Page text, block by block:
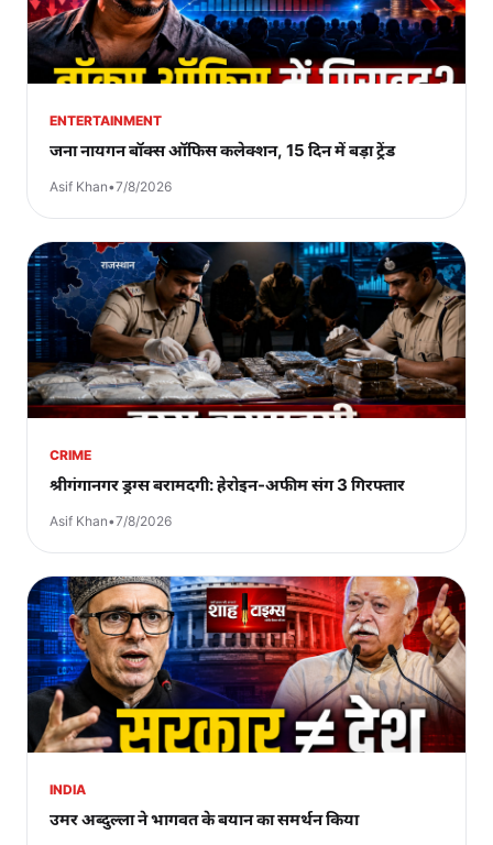
ENTERTAINMENT
जना नायगन बॉक्स ऑफिस कलेक्शन, 15 दिन में बड़ा ट्रेंड
Asif Khan•7/8/2026
CRIME
श्रीगंगानगर ड्रग्स बरामदगी: हेरोइन-अफीम संग 3 गिरफ्तार
Asif Khan•7/8/2026
INDIA
उमर अब्दुल्ला ने भागवत के बयान का समर्थन किया